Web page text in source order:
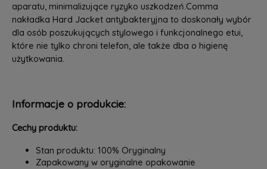
aparatu, minimalizujące ryzyko uszkodzeń.Comma
nakładka Hard Jacket antybakteryjna to doskonały wybór
dla osób poszukujących stylowego i funkcjonalnego etui,
które nie tylko chroni telefon, ale także dba o higienę
użytkowania.
Informacje o produkcie:
Cechy produktu:
Stan produktu: 100% Oryginalny
Zapakowany w oryginalne opakowanie